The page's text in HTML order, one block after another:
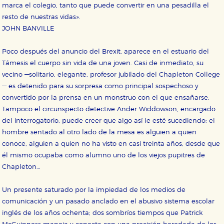
marca el colegio, tanto que puede convertir en una pesadilla el
resto de nuestras vidas».
JOHN BANVILLE
Poco después del anuncio del Brexit, aparece en el estuario del
Támesis el cuerpo sin vida de una joven. Casi de inmediato, su
vecino —solitario, elegante, profesor jubilado del Chapleton College
— es detenido para su sorpresa como principal sospechoso y
convertido por la prensa en un monstruo con el que ensañarse.
Tampoco el circunspecto detective Ander Widdowson, encargado
del interrogatorio, puede creer que algo así le esté sucediendo: el
hombre sentado al otro lado de la mesa es alguien a quien
conoce, alguien a quien no ha visto en casi treinta años, desde que
él mismo ocupaba como alumno uno de los viejos pupitres de
Chapleton…
Un presente saturado por la impiedad de los medios de
comunicación y un pasado anclado en el abusivo sistema escolar
inglés de los años ochenta; dos sombríos tiempos que Patrick
Estas cookies son necesarias para que nuestro sitio
web funcione y no es posible deshabilitarlas desde
nuestro sistema. Es posible hacerlo desde el
navegador, pero en ese caso es posible que algunas
Cookies de rendimiento y analíticas
Estas cookies se utilizan para mejorar su experiencia
de navegación y optimizar el funcionamiento de
nuestro sitio web. Almacenan configuraciones de
servicios para que no tenga que reconfigurarlos cada
vez que nos visita. La información es agregada y, por lo
tanto, es anónima.
Cookies de publicidad y redes sociales
Estas cookies son gestionadas por nuestros socios
relevante para sus intereses en otros sitios. No
almacenan directamente información personal sino
que se basan en la identificación única de su
navegador y dispositivo de internet.
GUARDAR CONFIGURACIÓN